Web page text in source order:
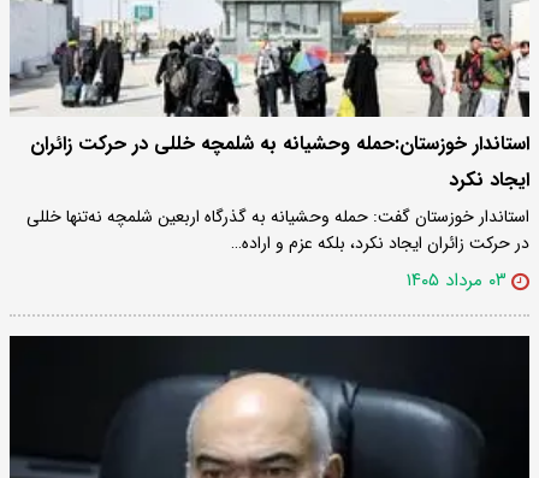
استاندار خوزستان:حمله وحشیانه به شلمچه خللی در حرکت زائران
ایجاد نکرد
استاندار خوزستان گفت: حمله وحشیانه به گذرگاه اربعین شلمچه نه‌تنها خللی
در حرکت زائران ایجاد نکرد، بلکه عزم و اراده…
۰۳ مرداد ۱۴۰۵